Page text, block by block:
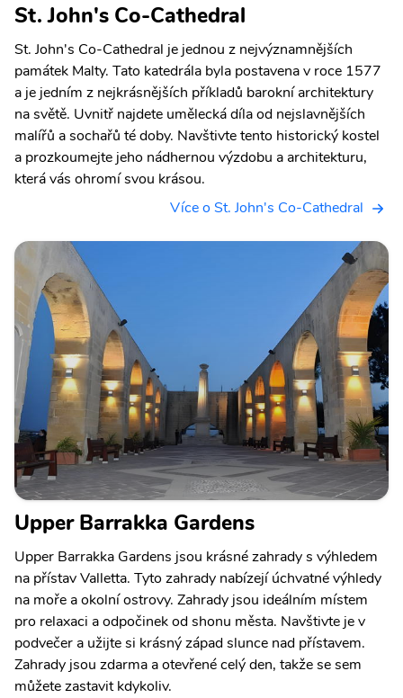
St. John's Co-Cathedral
St. John's Co-Cathedral je jednou z nejvýznamnějších
památek Malty. Tato katedrála byla postavena v roce 1577
a je jedním z nejkrásnějších příkladů barokní architektury
na světě. Uvnitř najdete umělecká díla od nejslavnějších
malířů a sochařů té doby. Navštivte tento historický kostel
a prozkoumejte jeho nádhernou výzdobu a architekturu,
která vás ohromí svou krásou.
Více o St. John's Co-Cathedral
Upper Barrakka Gardens
Upper Barrakka Gardens jsou krásné zahrady s výhledem
na přístav Valletta. Tyto zahrady nabízejí úchvatné výhledy
na moře a okolní ostrovy. Zahrady jsou ideálním místem
pro relaxaci a odpočinek od shonu města. Navštivte je v
podvečer a užijte si krásný západ slunce nad přístavem.
Zahrady jsou zdarma a otevřené celý den, takže se sem
můžete zastavit kdykoliv.